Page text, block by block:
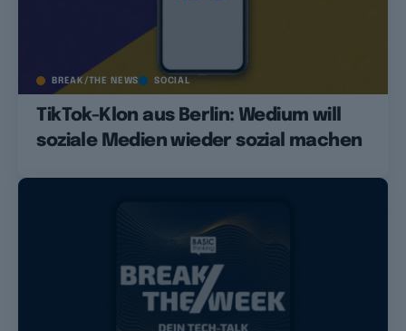
BREAK/THE NEWS SOCIAL
TikTok-Klon aus Berlin: Wedium will
soziale Medien wieder sozial machen